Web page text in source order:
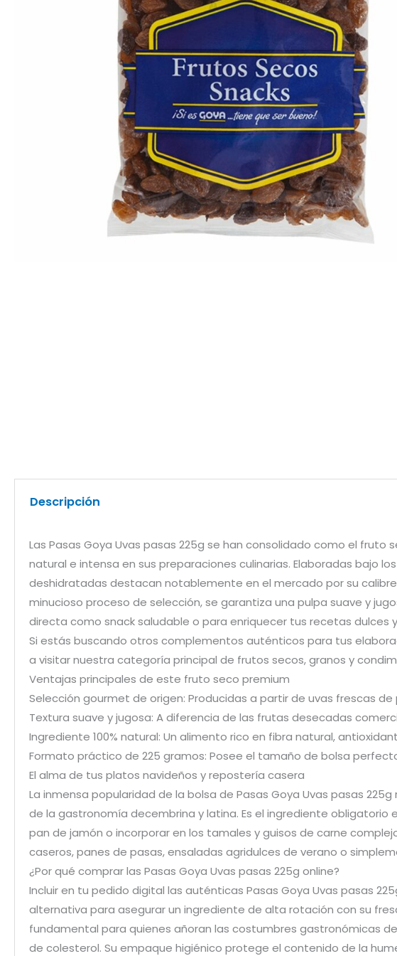
Descripción
Las Pasas Goya Uvas pasas 225g se han consolidado como el
natural e intensa en sus preparaciones culinarias. Elaboradas bajo
deshidratadas destacan notablemente en el mercado por su
minucioso proceso de selección, se garantiza una pulpa suave y
directa como snack saludable o para enriquecer tus recetas dulces
Si estás buscando otros complementos auténticos para tus
a visitar nuestra categoría principal de frutos secos, granos y
Ventajas principales de este fruto seco premium
Selección gourmet de origen: Producidas a partir de uvas frescas
Textura suave y jugosa: A diferencia de las frutas desecadas
Ingrediente 100% natural: Un alimento rico en fibra natural,
Formato práctico de 225 gramos: Posee el tamaño de bolsa
El alma de tus platos navideños y repostería casera
La inmensa popularidad de la bolsa de Pasas Goya Uvas pasas
de la gastronomía decembrina y latina. Es el ingrediente
pan de jamón o incorporar en los tamales y guisos de carne
caseros, panes de pasas, ensaladas agridulces de verano o
¿Por qué comprar las Pasas Goya Uvas pasas 225g online?
Incluir en tu pedido digital las auténticas Pasas Goya Uvas pasas
alternativa para asegurar un ingrediente de alta rotación con su
fundamental para quienes añoran las costumbres gastronómicas
de colesterol. Su empaque higiénico protege el contenido de la